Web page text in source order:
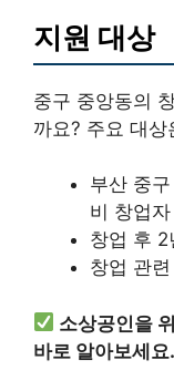
지원 대상
중구 중앙동의
까요? 주요 대
부산 중
비 창업자
창업 후 2
창업 관
소상공인을
바로 알아보세요.